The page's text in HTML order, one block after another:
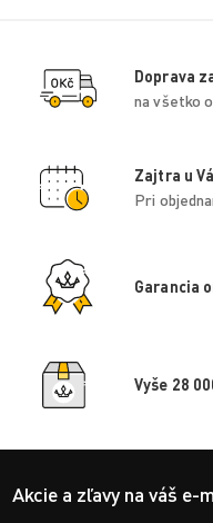
Doprava
na všetko
Zajtra u
Pri
Garancia
Vyše 28
Akcie a zľavy na váš e-